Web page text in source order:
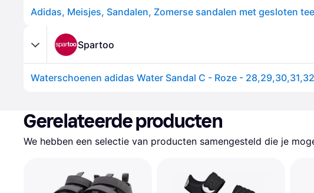
Spartoo
Gerelateerde producten
We hebben een selectie van producten samengesteld die je